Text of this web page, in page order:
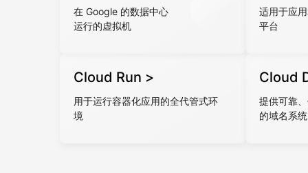
Engine >
在 Google 的数据中心
运行的虚拟机
适用于应
平台
Cloud Run >
用于运行容器化应用的全代管式环
境
Cloud
提供可靠
的域名系统